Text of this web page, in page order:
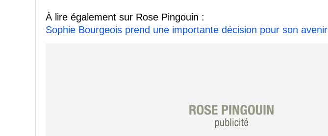
À lire également sur Rose Pingouin :
Sophie Bourgeois prend une importante décision pour son avenir